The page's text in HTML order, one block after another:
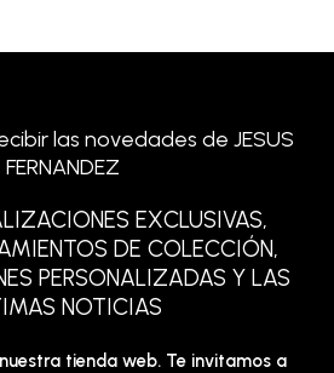
las novedades de JESUS
FERNANDEZ
EXCLUSIVAS,
DE COLECCIÓN,
PERSONALIZADAS Y LAS
NOTICIAS
tienda web. Te invitamos a